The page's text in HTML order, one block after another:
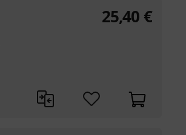
25,40 €